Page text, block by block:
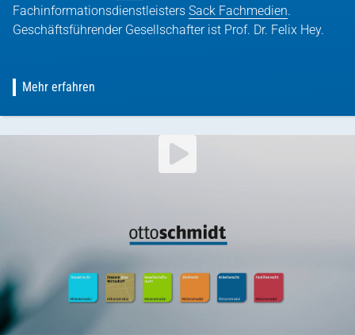
Fachinformationsdienstleisters Sack Fachmedien.
Geschäftsführender Gesellschafter ist Prof. Dr. Felix Hey.
Mehr erfahren